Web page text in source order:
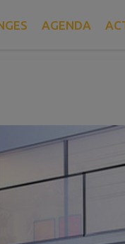
AGENDA